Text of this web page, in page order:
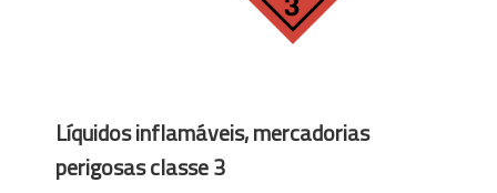
Líquidos inflamáveis, mercadorias
perigosas classe 3